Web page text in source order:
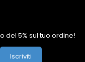
del 5% sul tuo ordine!
Iscriviti